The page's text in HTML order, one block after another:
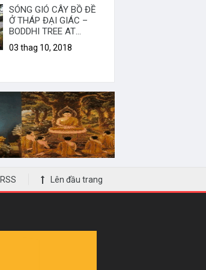
SÓNG GIÓ CÂY BỒ ĐỀ
Ở THÁP ĐẠI GIÁC –
BODDHI TREE AT
BODHGAYA
03 thag 10, 2018
RSS Lên đầu trang